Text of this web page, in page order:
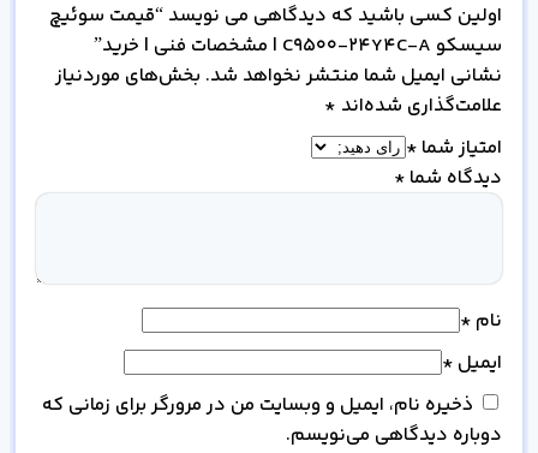
اولین کسی باشید که دیدگاهی می نویسد “قیمت سوئیچ
سیسکو C9500-24Y4C-A | مشخصات فنی | خرید”
نشانی ایمیل شما منتشر نخواهد شد. بخش‌های موردنیاز
علامت‌گذاری شده‌اند *
امتیاز شما *
دیدگاه شما *
نام *
ایمیل *
ذخیره نام، ایمیل و وبسایت من در مرورگر برای زمانی که
دوباره دیدگاهی می‌نویسم.